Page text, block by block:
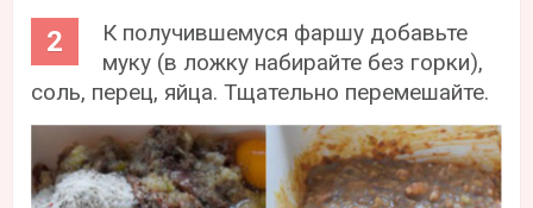
К получившемуся фаршу добавьте
муку (в ложку набирайте без горки),
соль, перец, яйца. Тщательно перемешайте.